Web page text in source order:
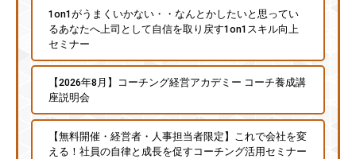
1on1がうまくいかない・・なんとかしたいと思ってい
るあなたへ上司として自信を取り戻す1on1スキル向上
セミナー
【2026年8月】コーチング経営アカデミー コーチ養成講
座説明会
【無料開催・経営者・人事担当者限定】これで会社を変
える！社員の自律と成長を促すコーチング活用セミナー